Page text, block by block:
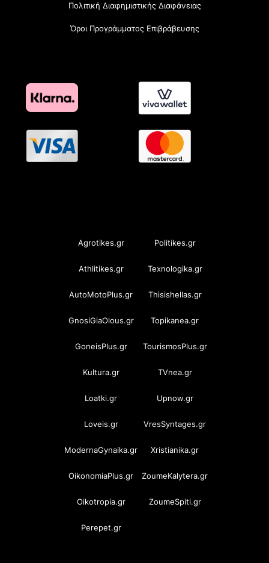
Πολιτική Διαφημιστικής Διαφάνειας
Όροι Προγράμματος Επιβράβευσης
Agrotikes.gr Politikes.gr
Athlitikes.gr Texnologika.gr
AutoMotoPlus.gr Thisishellas.gr
GnosiGiaOlous.gr Topikanea.gr
GoneisPlus.gr TourismosPlus.gr
Kultura.gr TVnea.gr
Loatki.gr Upnow.gr
Loveis.gr VresSyntages.gr
ModernaGynaika.gr Xristianika.gr
OikonomiaPlus.gr ZoumeKalytera.gr
Oikotropia.gr ZoumeSpiti.gr
Perepet.gr